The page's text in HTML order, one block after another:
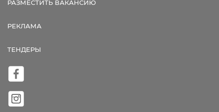
РАЗМЕСТИТЬ ВАКАНСИЮ
РЕКЛАМА
ТЕНДЕРЫ